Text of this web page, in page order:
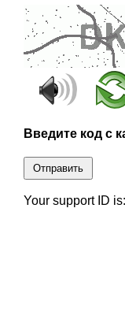
Введите код с
Отправить
Your support ID